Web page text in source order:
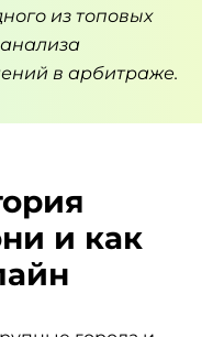
из топовых
в арбитраже.
и как